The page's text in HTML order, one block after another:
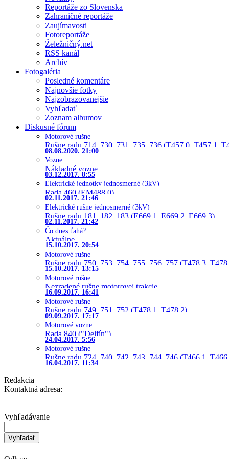
Reportáže zo Slovenska
Zahraničné reportáže
Zaujímavosti
Fotoreportáže
Želežničný.net
RSS kanál
Archív
Fotogaléria
Posledné komentáre
Najnovšie fotky
Najzobrazovanejšie
Vyhľadať
Zoznam albumov
Diskusné fórum
Motorové rušne
Rušne radu 714, 730, 731, 735, 736 (T457.0, T457.1,
08.08.2020. 21:00
Vozne
Nákladné vozne
03.12.2017. 8:55
Elektrické jednotky jednosmerné (3kV)
Rada 460 (EM488.0)
02.11.2017. 21:46
Elektrické rušne jednosmerné (3kV)
Rušne radu 181, 182, 183 (E669.1, E669.2, E669.3)
02.11.2017. 21:42
Čo dnes ťahá?
Aktuálne
15.10.2017. 20:54
Motorové rušne
Rušne radu 750, 753, 754, 755, 756, 757 (T478.3,
15.10.2017. 13:15
Motorové rušne
Nezradené rušne motorovej trakcie
16.09.2017. 16:41
Motorové rušne
Rušne radu 749, 751, 752 (T478.1, T478.2)
09.09.2017. 17:17
Motorové vozne
Rada 840 ("Delfín")
24.04.2017. 5:56
Motorové rušne
Rušne radu 724, 740, 742, 743, 744, 746 (T466.1,
16.04.2017. 11:34
Redakcia
Kontaktná adresa:
Vyhľadávanie